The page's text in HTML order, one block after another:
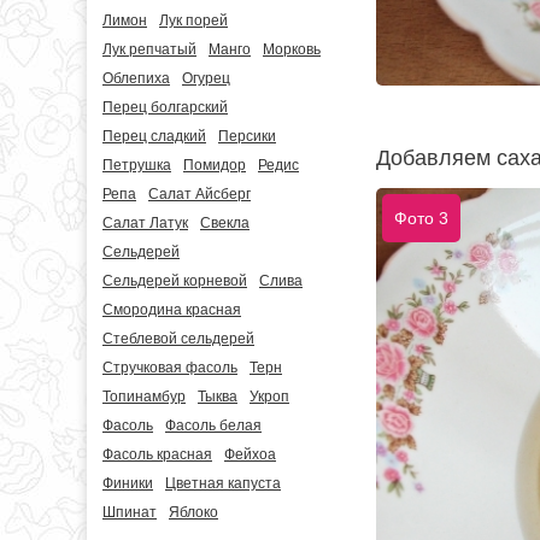
Лимон
Лук порей
Лук репчатый
Манго
Морковь
Облепиха
Огурец
Перец болгарский
Перец сладкий
Персики
Петрушка
Помидор
Редис
Репа
Салат Айсберг
Салат Латук
Свекла
Сельдерей
Сельдерей корневой
Слива
Смородина красная
Стеблевой сельдерей
Стручковая фасоль
Терн
Топинамбур
Тыква
Укроп
Фасоль
Фасоль белая
Фасоль красная
Фейхоа
Финики
Цветная капуста
Шпинат
Яблоко
Добавляем
Фото 3